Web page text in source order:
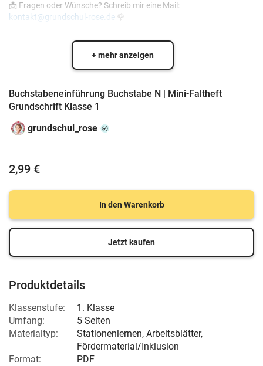
📩 Fragen oder Wünsche? Schreib mir eine Mail:
kontakt@grundschul-rose.de 🌹
+ mehr anzeigen
Buchstabeneinführung Buchstabe N | Mini-Faltheft
Grundschrift Klasse 1
grundschul_rose
2,99 €
In den Warenkorb
Jetzt kaufen
Produktdetails
Klassenstufe:
1. Klasse
Umfang:
5 Seiten
Materialtyp:
Stationenlernen, Arbeitsblätter,
Fördermaterial/Inklusion
Format:
PDF